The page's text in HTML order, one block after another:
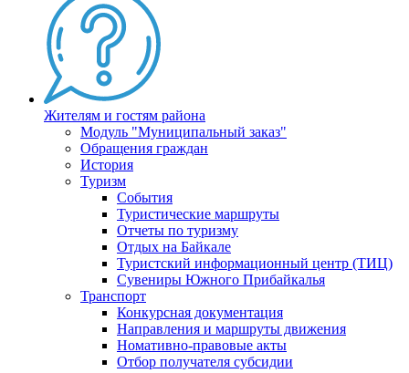
Жителям и гостям района
Модуль "Муниципальный заказ"
Обращения граждан
История
Туризм
События
Туристические маршруты
Отчеты по туризму
Отдых на Байкале
Туристский информационный центр (ТИЦ)
Сувениры Южного Прибайкалья
Транспорт
Конкурсная документация
Направления и маршруты движения
Номативно-правовые акты
Отбор получателя субсидии